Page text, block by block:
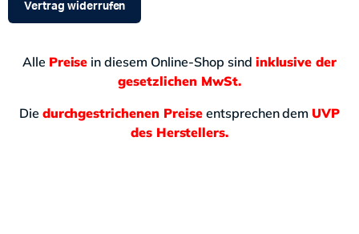
Vertrag widerrufen
Alle Preise in diesem Online-Shop sind inklusive der
gesetzlichen MwSt.
Die durchgestrichenen Preiseentsprechen dem UVP
des Herstellers.